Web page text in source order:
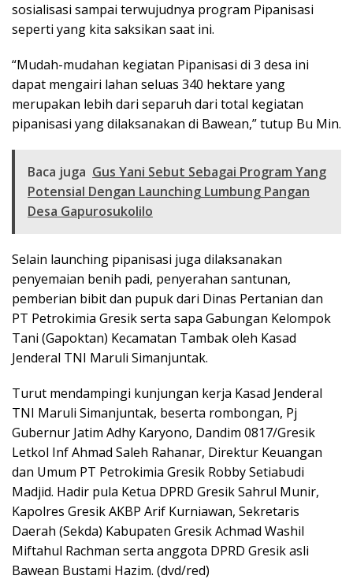
sosialisasi sampai terwujudnya program Pipanisasi
seperti yang kita saksikan saat ini.
“Mudah-mudahan kegiatan Pipanisasi di 3 desa ini
dapat mengairi lahan seluas 340 hektare yang
merupakan lebih dari separuh dari total kegiatan
pipanisasi yang dilaksanakan di Bawean,” tutup Bu Min.
Baca juga Gus Yani Sebut Sebagai Program Yang
Potensial Dengan Launching Lumbung Pangan
Desa Gapurosukolilo
Selain launching pipanisasi juga dilaksanakan
penyemaian benih padi, penyerahan santunan,
pemberian bibit dan pupuk dari Dinas Pertanian dan
PT Petrokimia Gresik serta sapa Gabungan Kelompok
Tani (Gapoktan) Kecamatan Tambak oleh Kasad
Jenderal TNI Maruli Simanjuntak.
Turut mendampingi kunjungan kerja Kasad Jenderal
TNI Maruli Simanjuntak, beserta rombongan, Pj
Gubernur Jatim Adhy Karyono, Dandim 0817/Gresik
Letkol Inf Ahmad Saleh Rahanar, Direktur Keuangan
dan Umum PT Petrokimia Gresik Robby Setiabudi
Madjid. Hadir pula Ketua DPRD Gresik Sahrul Munir,
Kapolres Gresik AKBP Arif Kurniawan, Sekretaris
Daerah (Sekda) Kabupaten Gresik Achmad Washil
Miftahul Rachman serta anggota DPRD Gresik asli
Bawean Bustami Hazim. (dvd/red)